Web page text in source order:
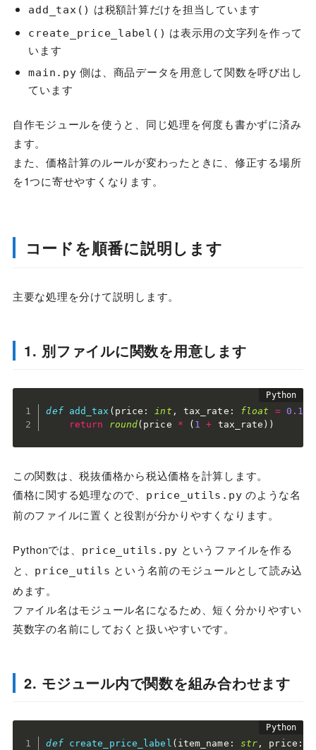
add_tax() は税額計算だけを担当しています
create_price_label() は表示用の文字列を作って
います
main.py 側は、商品データを用意して関数を呼び出し
ています
自作モジュールを使うと、同じ処理を何度も書かずに済み
ます。
また、価格計算のルールが変わったときに、修正する場所
を1つに寄せやすくなります。
コードを順番に説明します
主要な処理を分けて説明します。
1. 別ファイルに関数を用意します
def add_tax ( price : int , tax_rate : float = 0.1
return
round( price * ( 1 + tax_rate ) )
この関数は、税抜価格から税込価格を計算します。
価格に関する処理なので、
price_utils.py のような名
前のファイルに置くと役割が分かりやすくなります。
Pythonでは、 price_utils.py というファイルを作る
と、
price_utils という名前のモジュールとして読み込
めます。
ファイル名はモジュール名になるため、短く分かりやすい
英数字の名前にしておくと扱いやすいです。
2. モジュール内で関数を組み合わせます
def create_price_label ( item_name : str , price :